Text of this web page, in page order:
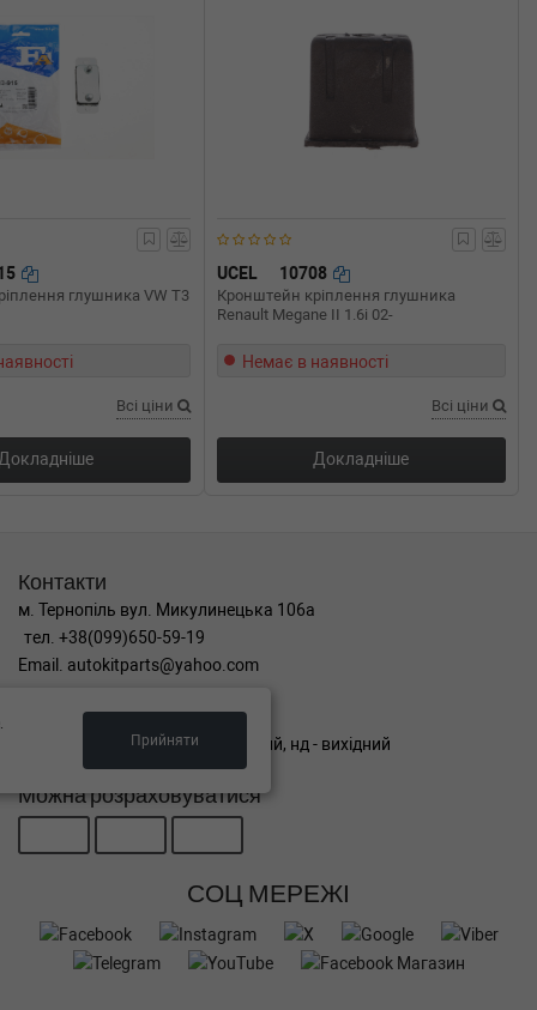
глушника VW T3
Всі ціни
Докладніше
UCEL 10708
Кронштейн кріплення глушника
Renault Megane II 1.6i 02-
Немає в наявності
Всі ціни
Докладніше
Контакти
м. Тернопіль вул. Микулинецька 106а
тел. +38(099)650-59-19
Email. autokitparts@yahoo.com
Графік роботи
пн-пт з 9:00 до 17:00, сб - вихідний, нд - вихідний
Можна розраховуватися
СОЦ МЕРЕЖІ
Прийняти